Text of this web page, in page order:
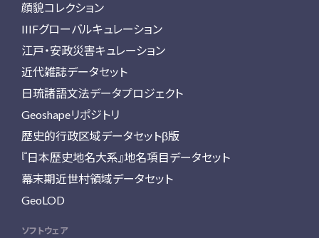
顔貌コレクション
IIIFグローバルキュレーション
江戸・安政災害キュレーション
近代雑誌データセット
日琉諸語文法データプロジェクト
Geoshapeリポジトリ
歴史的行政区域データセットβ版
『日本歴史地名大系』地名項目データセット
幕末期近世村領域データセット
GeoLOD
ソフトウェア